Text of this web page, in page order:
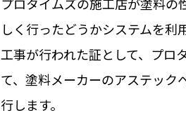
しく行ったどうかシステムを利
工事が行われた証として、プロ
て、塗料メーカーのアステック
行します。